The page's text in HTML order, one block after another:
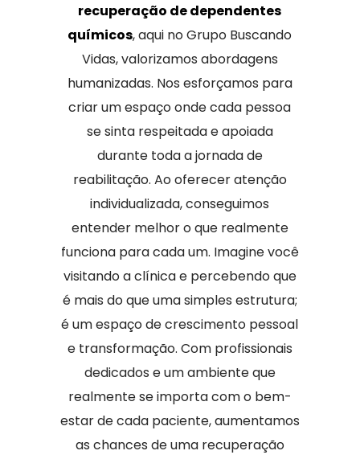
recuperação de dependentes
químicos, aqui no Grupo Buscando
Vidas, valorizamos abordagens
humanizadas. Nos esforçamos para
criar um espaço onde cada pessoa
se sinta respeitada e apoiada
durante toda a jornada de
reabilitação. Ao oferecer atenção
individualizada, conseguimos
entender melhor o que realmente
funciona para cada um. Imagine você
visitando a clínica e percebendo que
é mais do que uma simples estrutura;
é um espaço de crescimento pessoal
e transformação. Com profissionais
dedicados e um ambiente que
realmente se importa com o bem-
estar de cada paciente, aumentamos
as chances de uma recuperação